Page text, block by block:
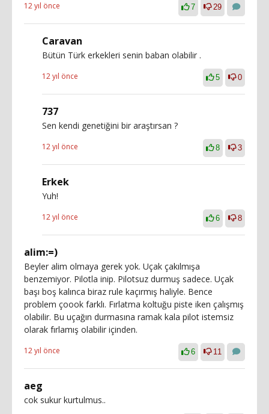
12 yıl önce 7 29
Caravan
Bütün Türk erkekleri senin baban olabilir .
12 yıl önce 5 0
737
Sen kendi genetiğini bir araştırsan ?
12 yıl önce 8 3
Erkek
Yuh!
12 yıl önce 6 8
alim:=)
Beyler alim olmaya gerek yok. Uçak çakılmışa
benzemiyor. Pilotla inip. Pilotsuz durmuş sadece. Uçak
başı boş kalınca biraz rule kaçırmış haliyle. Bence
problem çoook farklı. Fırlatma koltuğu piste iken çalışmış
olabilir. Bu uçağın durmasına ramak kala pilot istemsiz
olarak fırlamış olabilir içinden.
12 yıl önce 6 11
aeg
cok sukur kurtulmus..